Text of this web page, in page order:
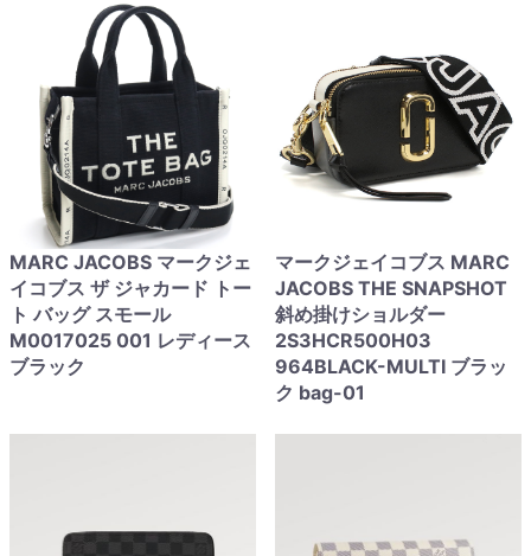
MARC JACOBS マークジェ
イコブス ザ ジャカード トー
ト バッグ スモール
M0017025 001 レディース
ブラック
マークジェイコブス MARC
JACOBS THE SNAPSHOT
斜め掛けショルダー
2S3HCR500H03
964BLACK-MULTI ブラッ
ク bag-01